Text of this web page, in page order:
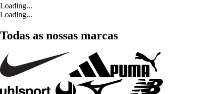
Loading...
Loading...
Todas as nossas marcas